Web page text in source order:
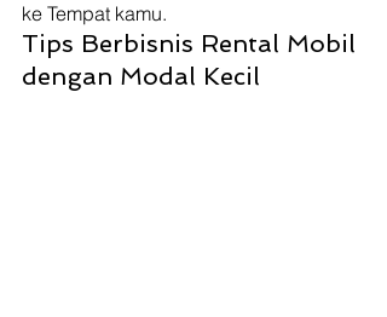
ke Tempat kamu.
Tips Berbisnis Rental Mobil
dengan Modal Kecil